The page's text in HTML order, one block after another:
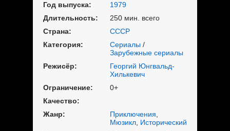
Год выпуска:
1979
Длительность:
250 мин. всего
Страна:
СССР
Категория:
Сериалы /
Зарубежные сериалы
Режисёр:
Георгий Юнгвальд-
Хилькевич
Ограничение:
0+
Качество:
Жанр:
Приключения
Мюзикл Исторический